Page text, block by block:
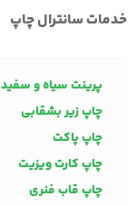
خدمات سانترال چاپ
پرینت سیاه و سفید
چاپ زیر بشقابی
چاپ پاکت
چاپ کارت ویزیت
چاپ قاب فنری